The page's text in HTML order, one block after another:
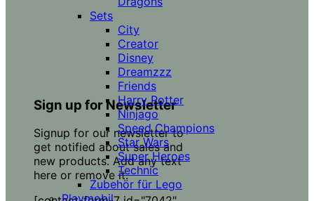
Sign up for Newsletter
Signup for our newsletter to
get notified about sales and
new products. Add any text
here or remove it.
Sets
City
Creator
Disney
Dreamzzz
Friends
Harry Potter
Ninjago
Speed Champions
Star Wars
Super Heroes
Technic
Zubehör für Lego
Playmobil